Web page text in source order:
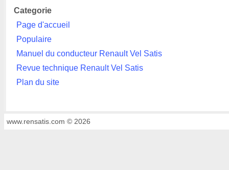
Categorie
Page d'accueil
Populaire
Manuel du conducteur Renault Vel Satis
Revue technique Renault Vel Satis
Plan du site
www.rensatis.com © 2026